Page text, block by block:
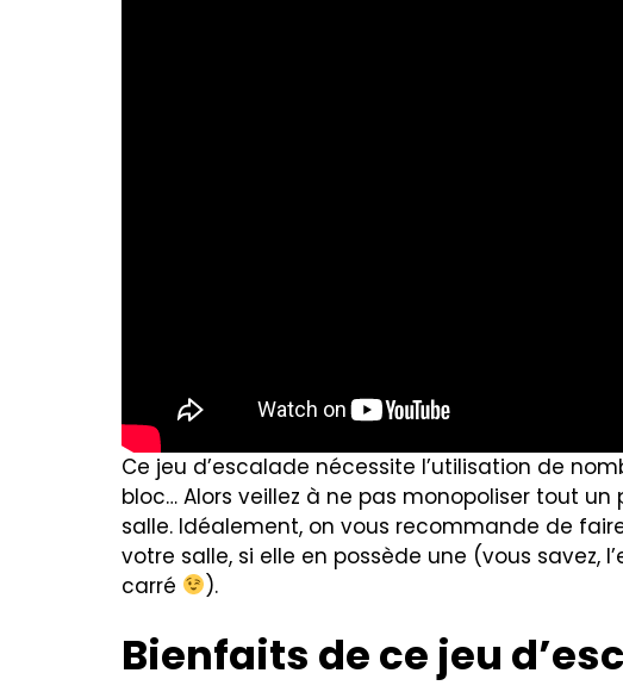
Ce jeu d’escalade nécessite l’utilisation de
bloc… Alors veillez à ne pas monopoliser tout
salle. Idéalement, on vous recommande de
votre salle, si elle en possède une (vous savez,
carré
).
Bienfaits de ce jeu